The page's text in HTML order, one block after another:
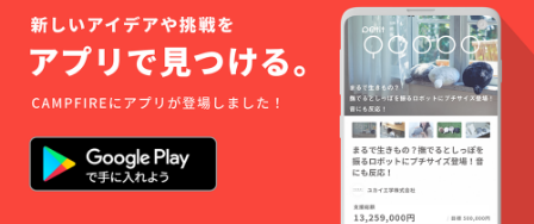
援と、DIRTYOLDMEN
皆様のご協力により
本当に素晴らしい形で
と思います また、来
年もどのような形かは
費、その他消耗品等の
実費のみ、全額ではご
ざいませんが、お支払
させて頂きました。
【リターン郵送費】
\10,692 ※当日会場へ